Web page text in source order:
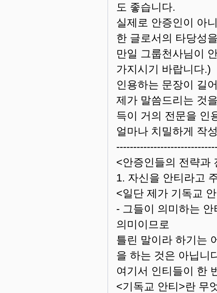
도 좋습니다.
실제로 안증인이 아
한 글로서의 타당성
만일 그룹천사님이
가지시기 바랍니다.)
인용하는 문장이 길
제가 말씀드리는 것
득이 거의 전문을 인
얼마나 치밀하게 작
<안증인들의 전략과
1. 자신을 안티라고
<일단 제가 기독교
- 그들이 의미하는
의미이므로
틀린 말이라 하기는
을 하는 것은 아닙니
여기서 인티들이 한
<기독교 안티>란 무